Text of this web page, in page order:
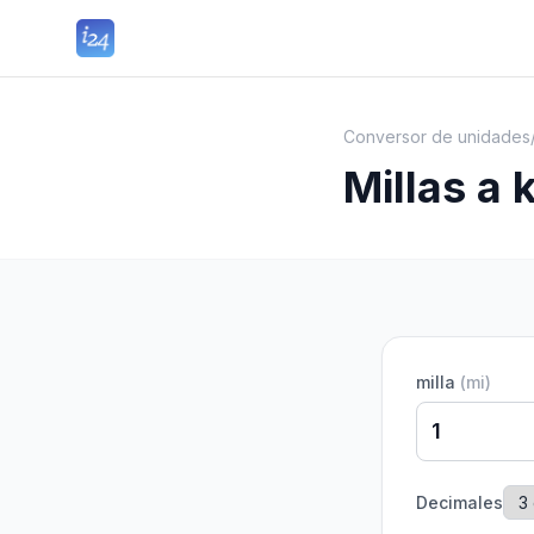
Conversor de unidades
Millas a
milla (mi)
Decimales